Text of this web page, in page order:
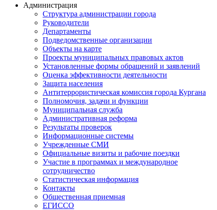
Администрация
Структура администрации города
Руководители
Департаменты
Подведомственные организации
Объекты на карте
Проекты муниципальных правовых актов
Установленные формы обращений и заявлений
Оценка эффективности деятельности
Защита населения
Антитеррористическая комиссия города Кургана
Полномочия, задачи и функции
Муниципальная служба
Административная реформа
Результаты проверок
Информационные системы
Учрежденные СМИ
Официальные визиты и рабочие поездки
Участие в программах и международное
сотрудничество
Статистическая информация
Контакты
Общественная приемная
ЕГИССО